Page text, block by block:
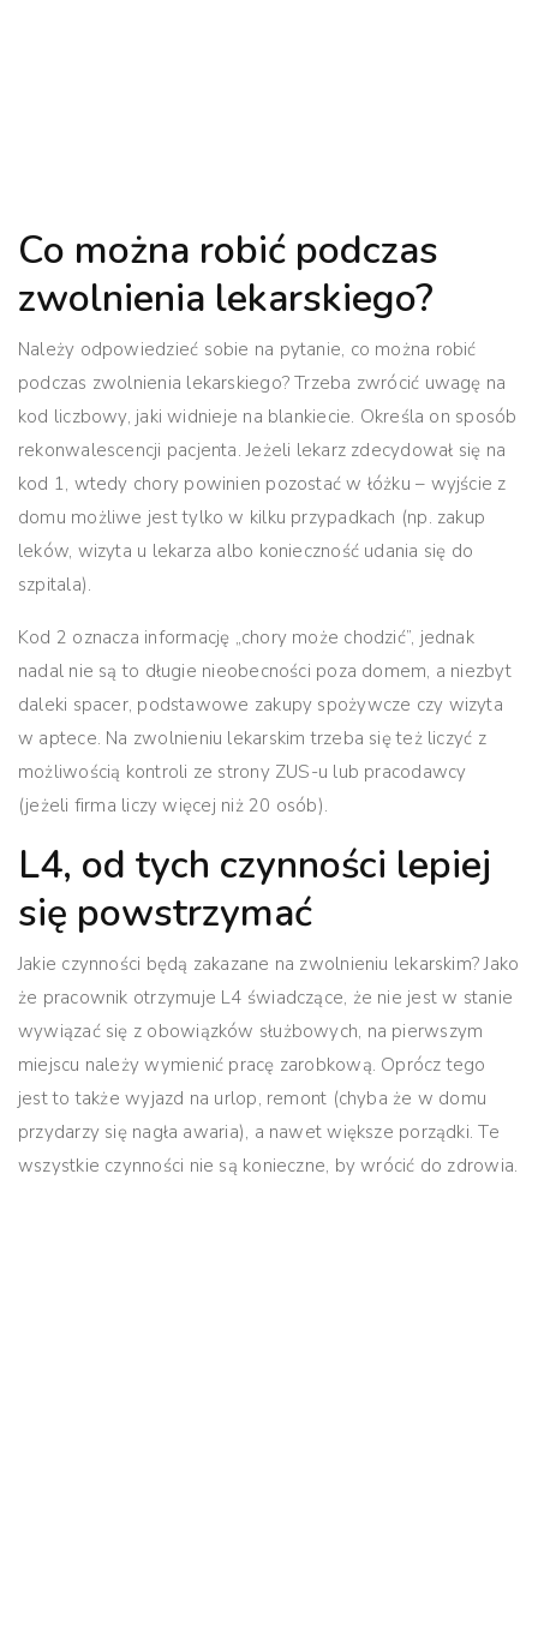
Co można robić podczas
zwolnienia lekarskiego?
Należy odpowiedzieć sobie na pytanie, co można robić
podczas zwolnienia lekarskiego? Trzeba zwrócić uwagę na
kod liczbowy, jaki widnieje na blankiecie. Określa on sposób
rekonwalescencji pacjenta. Jeżeli lekarz zdecydował się na
kod 1, wtedy chory powinien pozostać w łóżku – wyjście z
domu możliwe jest tylko w kilku przypadkach (np. zakup
leków, wizyta u lekarza albo konieczność udania się do
szpitala).
Kod 2 oznacza informację „chory może chodzić”, jednak
nadal nie są to długie nieobecności poza domem, a niezbyt
daleki spacer, podstawowe zakupy spożywcze czy wizyta
w aptece. Na zwolnieniu lekarskim trzeba się też liczyć z
możliwością kontroli ze strony ZUS-u lub pracodawcy
(jeżeli firma liczy więcej niż 20 osób).
L4, od tych czynności lepiej
się powstrzymać
Jakie czynności będą zakazane na zwolnieniu lekarskim? Jako
że pracownik otrzymuje L4 świadczące, że nie jest w stanie
wywiązać się z obowiązków służbowych, na pierwszym
miejscu należy wymienić pracę zarobkową. Oprócz tego
jest to także wyjazd na urlop, remont (chyba że w domu
przydarzy się nagła awaria), a nawet większe porządki. Te
wszystkie czynności nie są konieczne, by wrócić do zdrowia.